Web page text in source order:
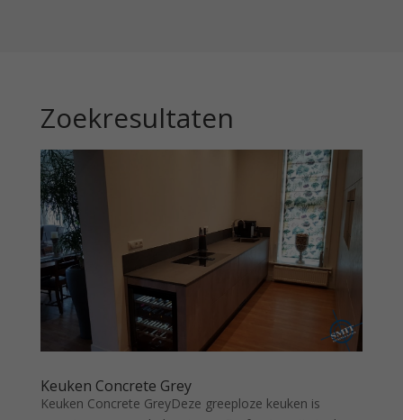
Zoekresultaten
Keuken Concrete Grey
Keuken Concrete GreyDeze greeploze keuken is